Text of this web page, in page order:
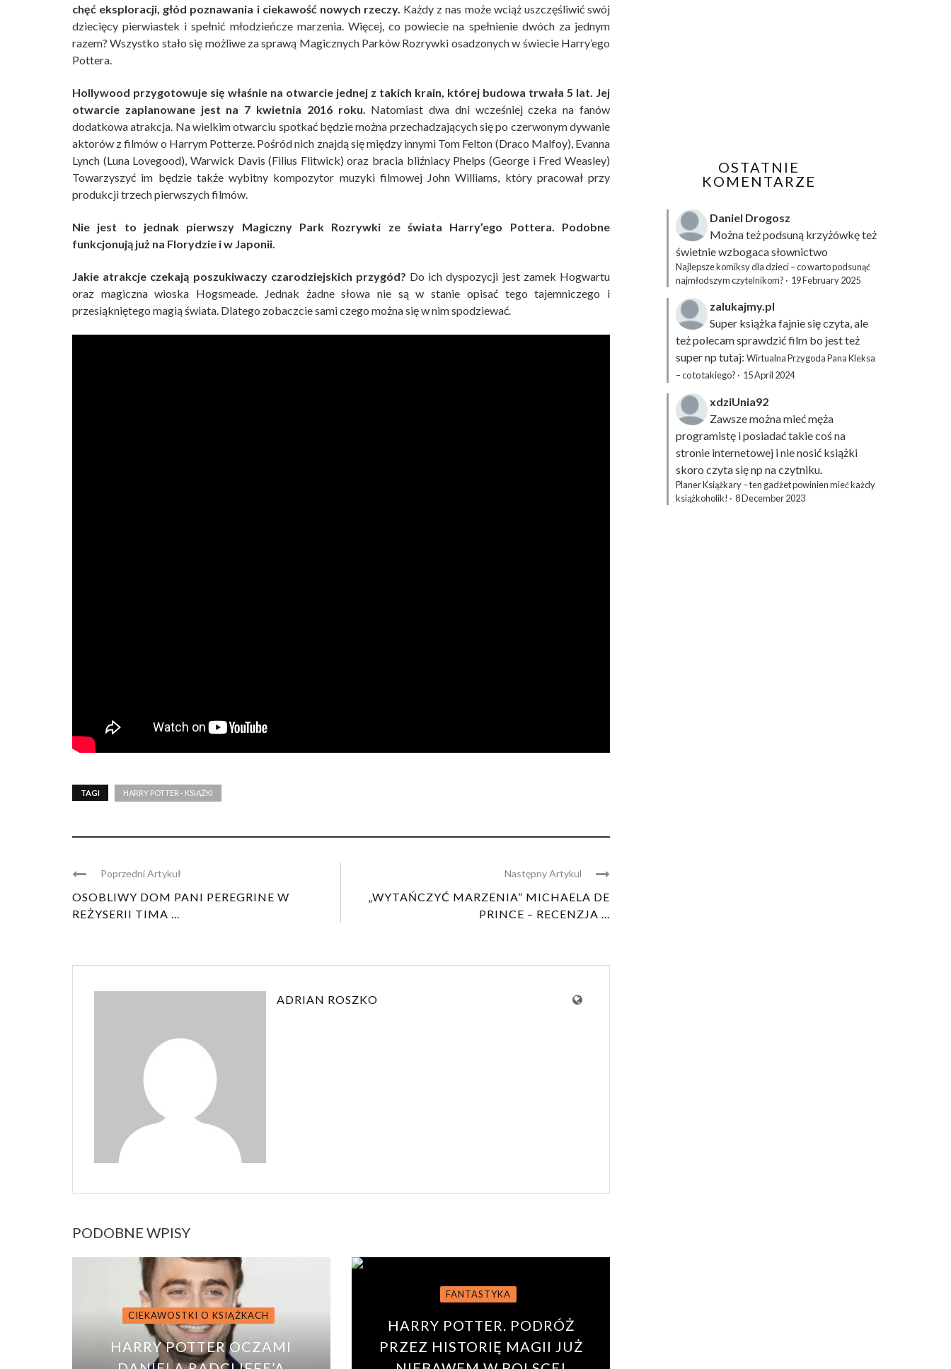
chęć eksploracji, głód poznawania i ciekawość nowych rzeczy. Każdy z nas może wciąż uszczęśliwić swój
dziecięcy pierwiastek i spełnić młodzieńcze marzenia. Więcej, co powiecie na spełnienie dwóch za jednym
razem? Wszystko stało się możliwe za sprawą Magicznych Parków Rozrywki osadzonych w świecie Harry’ego
Pottera.
Hollywood przygotowuje się właśnie na otwarcie jednej z takich krain, której budowa trwała 5 lat. Jej
otwarcie zaplanowane jest na 7 kwietnia 2016 roku. Natomiast dwa dni wcześniej czeka na fanów
dodatkowa atrakcja. Na wielkim otwarciu spotkać będzie można przechadzających się po czerwonym dywanie
aktorów z filmów o Harrym Potterze. Pośród nich znajdą się między innymi Tom Felton (Draco Malfoy), Evanna
Lynch (Luna Lovegood), Warwick Davis (Filius Flitwick) oraz bracia bliźniacy Phelps (George i Fred Weasley)
Towarzyszyć im będzie także wybitny kompozytor muzyki filmowej John Williams, który pracował przy
produkcji trzech pierwszych filmów.
Nie jest to jednak pierwszy Magiczny Park Rozrywki ze świata Harry’ego Pottera. Podobne
funkcjonują już na Florydzie i w Japonii.
Jakie atrakcje czekają poszukiwaczy czarodziejskich przygód? Do ich dyspozycji jest zamek Hogwartu
oraz magiczna wioska Hogsmeade. Jednak żadne słowa nie są w stanie opisać tego tajemniczego i
przesiąkniętego magią świata. Dlatego zobaczcie sami czego można się w nim spodziewać.
TAGI HARRY POTTER - KSIĄŻKI
Poprzedni Artykuł
OSOBLIWY DOM PANI PEREGRINE W
REŻYSERII TIMA ...
Następny Artykul
„WYTAŃCZYĆ MARZENIA” MICHAELA DE
PRINCE – RECENZJA ...
ADRIAN ROSZKO
PODOBNE WPISY
CIEKAWOSTKI O KSIĄŻKACH
HARRY POTTER OCZAMI
FANTASTYKA
HARRY POTTER. PODRÓŻ
PRZEZ HISTORIĘ MAGII JUŻ
OSTATNIE
KOMENTARZE
Daniel Drogosz
Można też podsuną krzyżówkęteż
świetnie wzbogaca słownictwo
Najlepsze komiksy dla dzieci – co warto podsunąć
najmłodszym czytelnikom? · 19 February 2025
zalukajmy.pl
Super książka fajnie się czyta, ale
też polecam sprawdzić film bo jest też
super np tutaj: Wirtualna Przygoda Pana Kleksa
– co to takiego? · 15 April 2024
xdziUnia92
Zawsze można mieć męża
programistę i posiadać takie coś na
stronie internetowej i nie nosić książki
skoro czyta się np na czytniku.
Planer Książkary – ten gadżet powinien mieć każdy
książkoholik! · 8 December 2023